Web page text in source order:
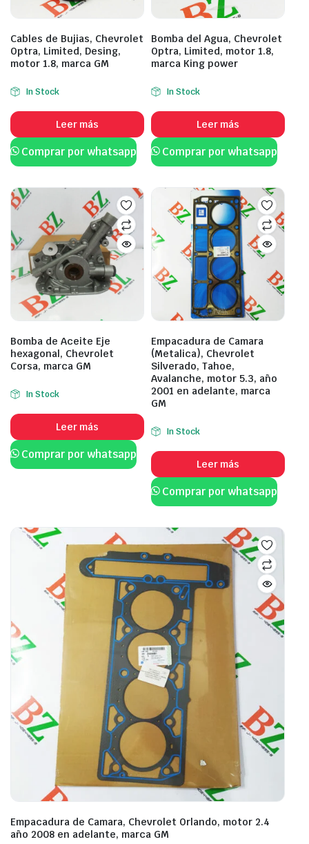
Cables de Bujias, Chevrolet
Optra, Limited, Desing,
motor 1.8, marca GM
In Stock
Leer más
Comprar por whatsapp
Bomba del Agua, Chevrolet
Optra, Limited, motor 1.8,
marca King power
In Stock
Leer más
Comprar por whatsapp
Bomba de Aceite Eje
hexagonal, Chevrolet
Corsa, marca GM
In Stock
Leer más
Comprar por whatsapp
Empacadura de Camara
(Metalica), Chevrolet
Silverado, Tahoe,
Avalanche, motor 5.3, año
2001 en adelante, marca
GM
In Stock
Leer más
Comprar por whatsapp
Empacadura de Camara, Chevrolet Orlando, motor 2.4
año 2008 en adelante, marca GM